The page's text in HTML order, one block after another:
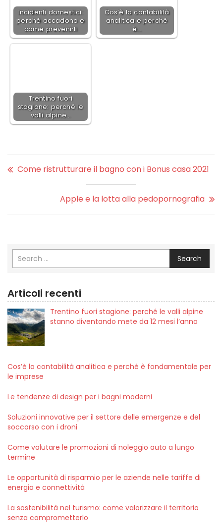
Incidenti domestici:
perché accadono e
come prevenirli
Cos’è la contabilità
analitica e perché
è…
Trentino fuori
stagione: perché le
valli alpine…
Come ristrutturare il bagno con i Bonus casa 2021
Apple e la lotta alla pedopornografia
Search
Articoli recenti
Trentino fuori stagione: perché le valli alpine
stanno diventando mete da 12 mesi l’anno
Cos’è la contabilità analitica e perché è fondamentale per
le imprese
Le tendenze di design per i bagni moderni
Soluzioni innovative per il settore delle emergenze e del
soccorso con i droni
Come valutare le promozioni di noleggio auto a lungo
termine
Le opportunità di risparmio per le aziende nelle tariffe di
energia e connettività
La sostenibilità nel turismo: come valorizzare il territorio
senza comprometterlo